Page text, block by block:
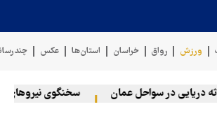
ورزش رواق خراسان استان‌ها عکس
در سواحل عمان سخنگوی نیروهای مسلح